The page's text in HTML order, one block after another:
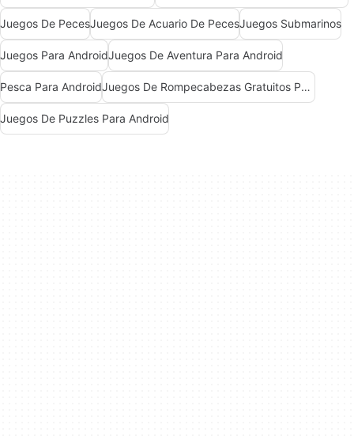
Juegos De PecesJuegos De Acuario De PecesJuegos Submarinos
Juegos Para AndroidJuegos De Aventura Para Android
Pesca Para Android Juegos De Rompecabezas Gratuitos Para Android
Juegos De Puzzles Para Android